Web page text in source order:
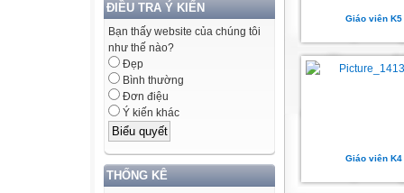
ĐIỀU TRA Ý KIẾN
Bạn thấy website của chúng tôi
như thế nào?
Đẹp
Bình thường
Đơn điệu
Ý kiến khác
THỐNG KÊ
Giáo viên K5
Giáo viên K4